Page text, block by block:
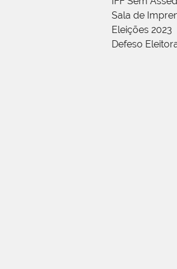
Sala de
Eleições 2023
Defeso